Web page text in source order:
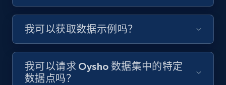
我可以获取数据示例吗？
我可以请求 Oysho 数据集中的特定
数据点吗？